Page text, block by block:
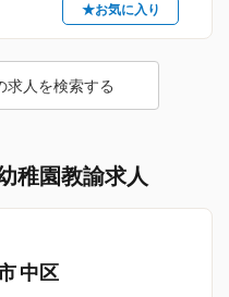
★お気に入り
求人を検索する
稚園教諭求人
中区